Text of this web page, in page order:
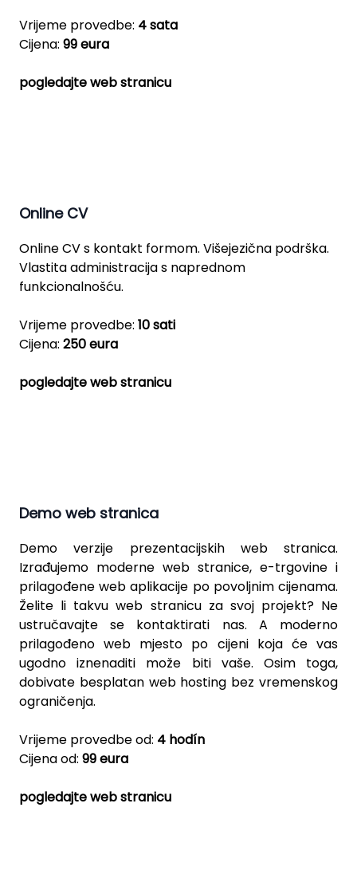
Vrijeme provedbe: 4 sata
Cijena: 99 eura
pogledajte web stranicu
Online CV
Online CV s kontakt formom. Višejezična podrška.
Vlastita administracija s naprednom
funkcionalnošću.
Vrijeme provedbe: 10 sati
Cijena: 250 eura
pogledajte web stranicu
Demo web stranica
Demo verzije prezentacijskih web stranica.
Izrađujemo moderne web stranice, e-trgovine i
prilagođene web aplikacije po povoljnim cijenama.
Želite li takvu web stranicu za svoj projekt? Ne
ustručavajte se kontaktirati nas. A moderno
prilagođeno web mjesto po cijeni koja će vas
ugodno iznenaditi može biti vaše. Osim toga,
dobivate besplatan web hosting bez vremenskog
ograničenja.
Vrijeme provedbe od: 4 hodín
Cijena od: 99 eura
pogledajte web stranicu